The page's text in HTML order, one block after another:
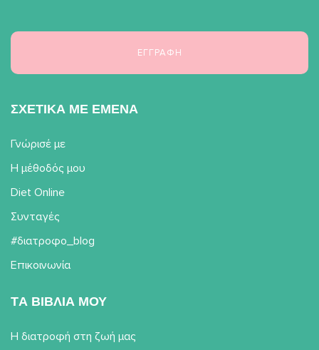
ΣΧΕΤΙΚΑ ΜΕ ΕΜΕΝΑ
Γνώρισέ με
Η μέθοδός μου
Diet Online
Συνταγές
#διατροφο_blog
Επικοινωνία
TΑ ΒΙΒΛΙΑ ΜΟΥ
Η διατροφή στη ζωή μας